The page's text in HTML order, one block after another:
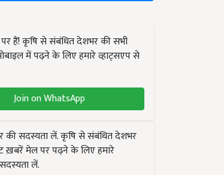
हैं! कृषि से संबंधित देशभर की सभी
में पढ़ने के लिए हमारे व्हाट्सएप से
Join on WhatsApp
की सदस्यता लें. कृषि से संबंधित देशभर
ख़बरें मेल पर पढ़ने के लिए हमारे
लें.